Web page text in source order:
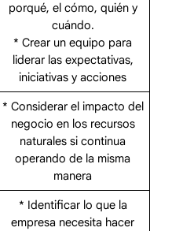
porqué, el cómo, quién y
cuándo.
* Crear un equipo para
liderar las expectativas,
iniciativas y acciones
* Considerar el impacto del
negocio en los recursos
naturales si continua
operando de la misma
manera
* Identificar lo que la
empresa necesita hacer